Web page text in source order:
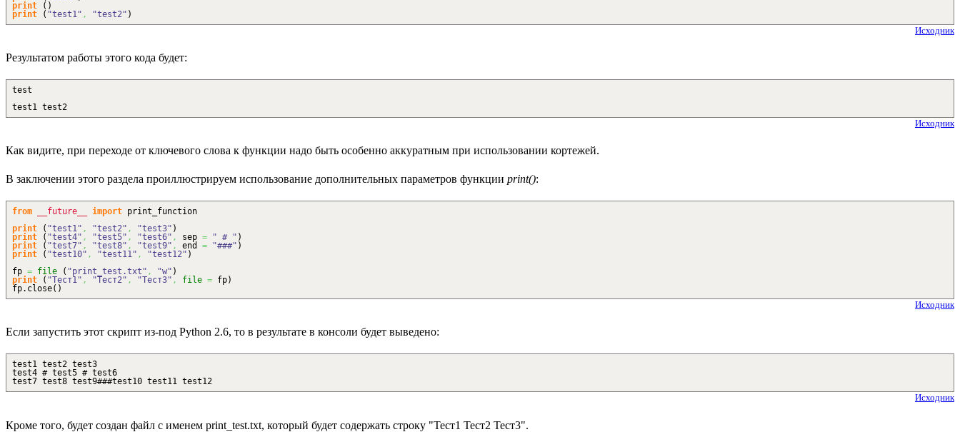
print
( )
print
( "test1" , "test2" )
Исходник
Результатом работы этого кода будет:
test
test1 test2
Исходник
Как видите, при переходе от ключевого слова к функции надо быть особенно аккуратным при использовании кортежей.
В заключении этого раздела проиллюстрируем использование дополнительных параметров функции print():
from __future__ import print_function
print
( "test1" , "test2" , "test3" )
print
( "test4" , "test5" , "test6" , sep = " # " )
print
( "test7" , "test8" , "test9" , end = "###" )
print
( "test10" , "test11" , "test12" )
fp = file ( "print_test.txt" , "w" )
print
( "Тест1" , "Тест2" , "Тест3" , file = fp)
fp. close( )
Исходник
Если запустить этот скрипт из-под Python 2.6, то в результате в консоли будет выведено:
test1 test2 test3
test4 # test5 # test6
test7 test8 test9###test10 test11 test12
Исходник
Кроме того, будет создан файл с именем print_test.txt, который будет содержать строку "Тест1 Тест2 Тест3".